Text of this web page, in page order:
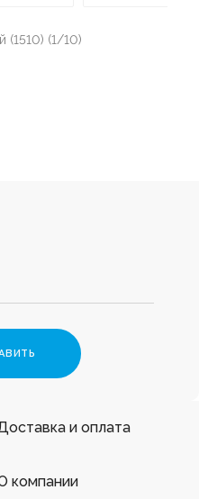
(1510) (1/10)
и оплата
компании